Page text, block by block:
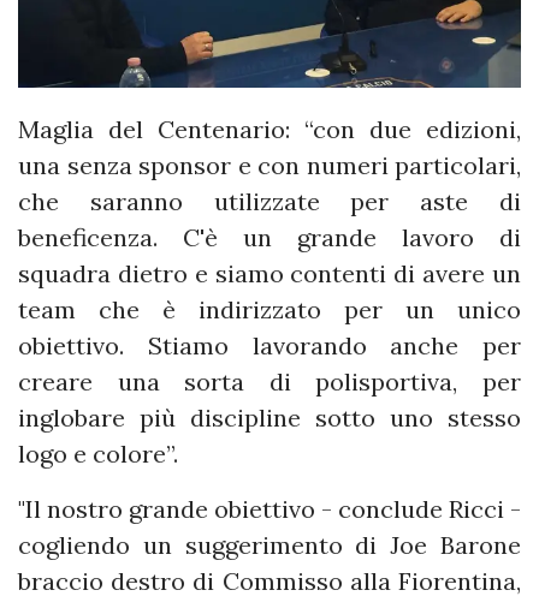
Maglia del Centenario: “con due edizioni,
una senza sponsor e con numeri particolari,
che saranno utilizzate per aste di
beneficenza. C'è un grande lavoro di
squadra dietro e siamo contenti di avere un
team che è indirizzato per un unico
obiettivo. Stiamo lavorando anche per
creare una sorta di polisportiva, per
inglobare più discipline sotto uno stesso
logo e colore”.
"Il nostro grande obiettivo - conclude Ricci -
cogliendo un suggerimento di Joe Barone
braccio destro di Commisso alla Fiorentina,